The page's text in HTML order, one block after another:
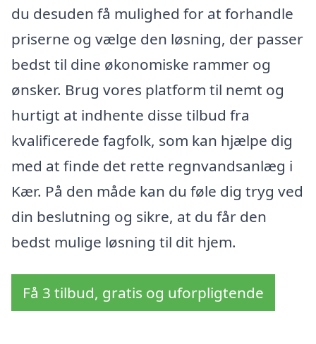
du desuden få mulighed for at forhandle
priserne og vælge den løsning, der passer
bedst til dine økonomiske rammer og
ønsker. Brug vores platform til nemt og
hurtigt at indhente disse tilbud fra
kvalificerede fagfolk, som kan hjælpe dig
med at finde det rette regnvandsanlæg i
Kær. På den måde kan du føle dig tryg ved
din beslutning og sikre, at du får den
bedst mulige løsning til dit hjem.
Få 3 tilbud, gratis og uforpligtende